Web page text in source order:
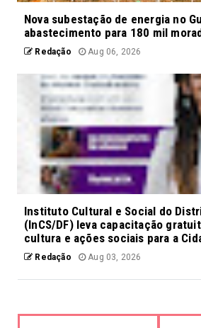
Nova subestação de energia no
abastecimento para 180 mil
Redação Aug 06, 2026
Instituto Cultural e Social do
(InCS/DF) leva capacitação
cultura e ações sociais para a
Redação Aug 03, 2026